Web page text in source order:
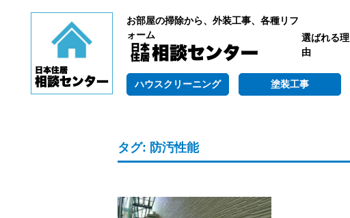
お部屋の掃除から、外装工事、各種リフ
ォーム
選ばれる理
由
ハウスクリーニング 塗装工事
タグ: 防汚性能